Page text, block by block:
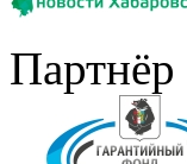
Партнёр